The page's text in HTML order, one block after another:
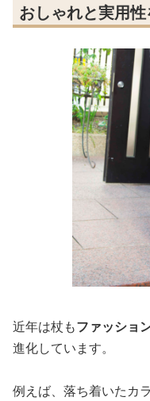
おしゃれと実用
近年は杖もファッショ
進化しています。
例えば、落ち着いたカ